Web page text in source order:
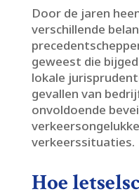
Door de jaren
verschillende
geweest die
lokale
gevallen van
onvoldoende
verkeerssituaties.​
Hoe